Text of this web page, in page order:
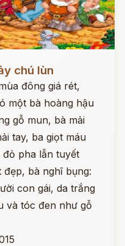
chú lùn
đông giá rét,
một bà hoàng hậu
gỗ mun, bà mải
tay, ba giọt máu
pha lẫn tuyết
bà nghĩ bụng:
con gái, da trắng
và tóc đen như gỗ